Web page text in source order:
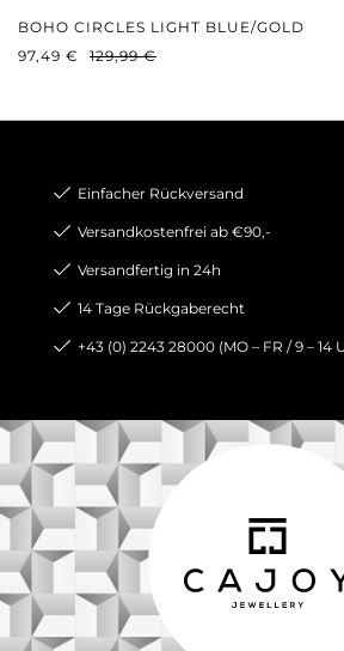
BOHO CIRCLES LIGHT BLUE/GOLD
VERKAUFSPREIS:
97,49 € REGULÄRER PREIS:
129,99 €
Einfacher Rückversand
Versandkostenfrei ab €90,-
Versandfertig in 24h
14 Tage Rückgaberecht
+43 (0) 2243 28000 (MO – FR / 9 – 14